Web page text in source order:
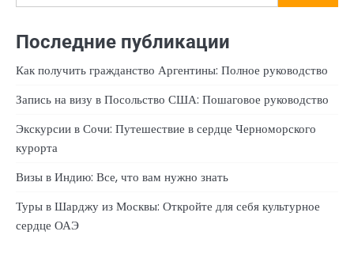
Последние публикации
Как получить гражданство Аргентины: Полное руководство
Запись на визу в Посольство США: Пошаговое руководство
Экскурсии в Сочи: Путешествие в сердце Черноморского
курорта
Визы в Индию: Все, что вам нужно знать
Туры в Шарджу из Москвы: Откройте для себя культурное
сердце ОАЭ